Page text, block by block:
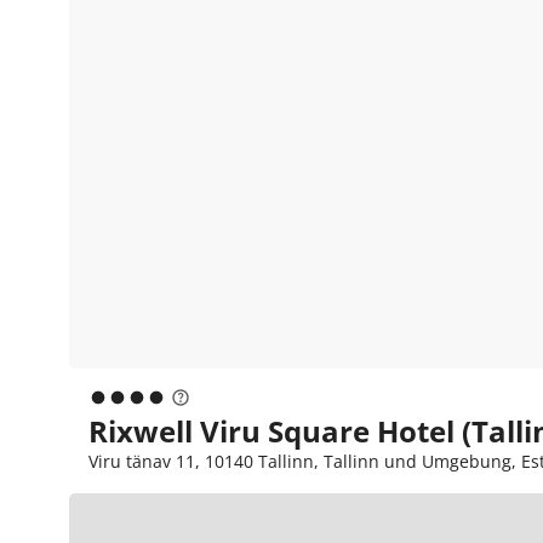
Rixwell Viru Square Hotel
Viru tänav 11, 10140 Tallinn, Tallinn und Umgebung,